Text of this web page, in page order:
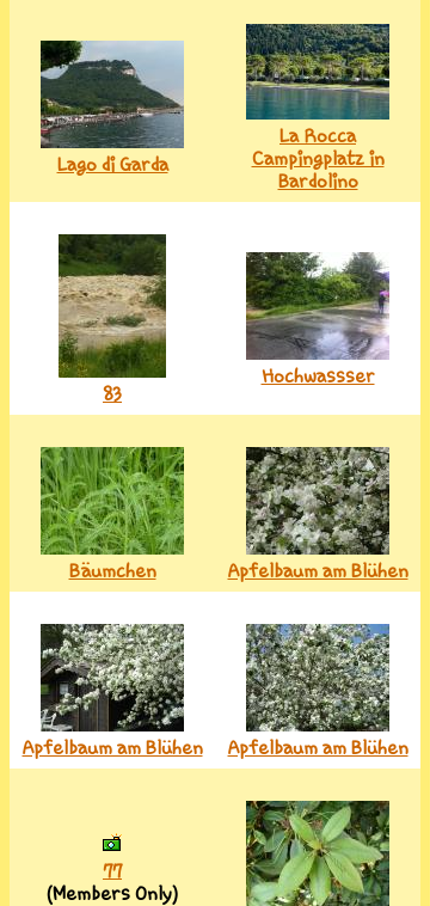
Lago di Garda
La Rocca
Campingplatz in
Bardolino
83
Hochwassser
Bäumchen Apfelbaum am Blühen
Apfelbaum am Blühen Apfelbaum am Blühen
77
(Members Only)